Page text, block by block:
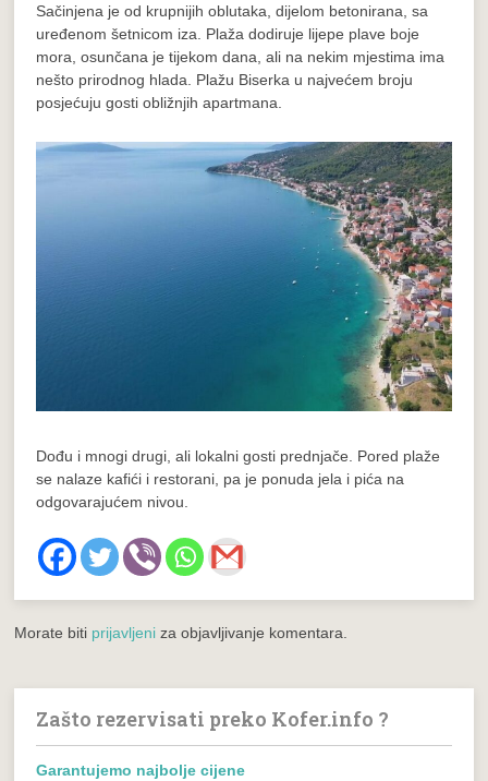
Sačinjena je od krupnijih oblutaka, dijelom betonirana, sa
uređenom šetnicom iza. Plaža dodiruje lijepe plave boje
mora, osunčana je tijekom dana, ali na nekim mjestima ima
nešto prirodnog hlada. Plažu Biserka u najvećem broju
posjećuju gosti obližnjih apartmana.
Dođu i mnogi drugi, ali lokalni gosti prednjače. Pored plaže
se nalaze kafići i restorani, pa je ponuda jela i pića na
odgovarajućem nivou.
Morate biti prijavljeni za objavljivanje komentara.
Zašto rezervisati preko Kofer.info ?
Garantujemo najbolje cijene